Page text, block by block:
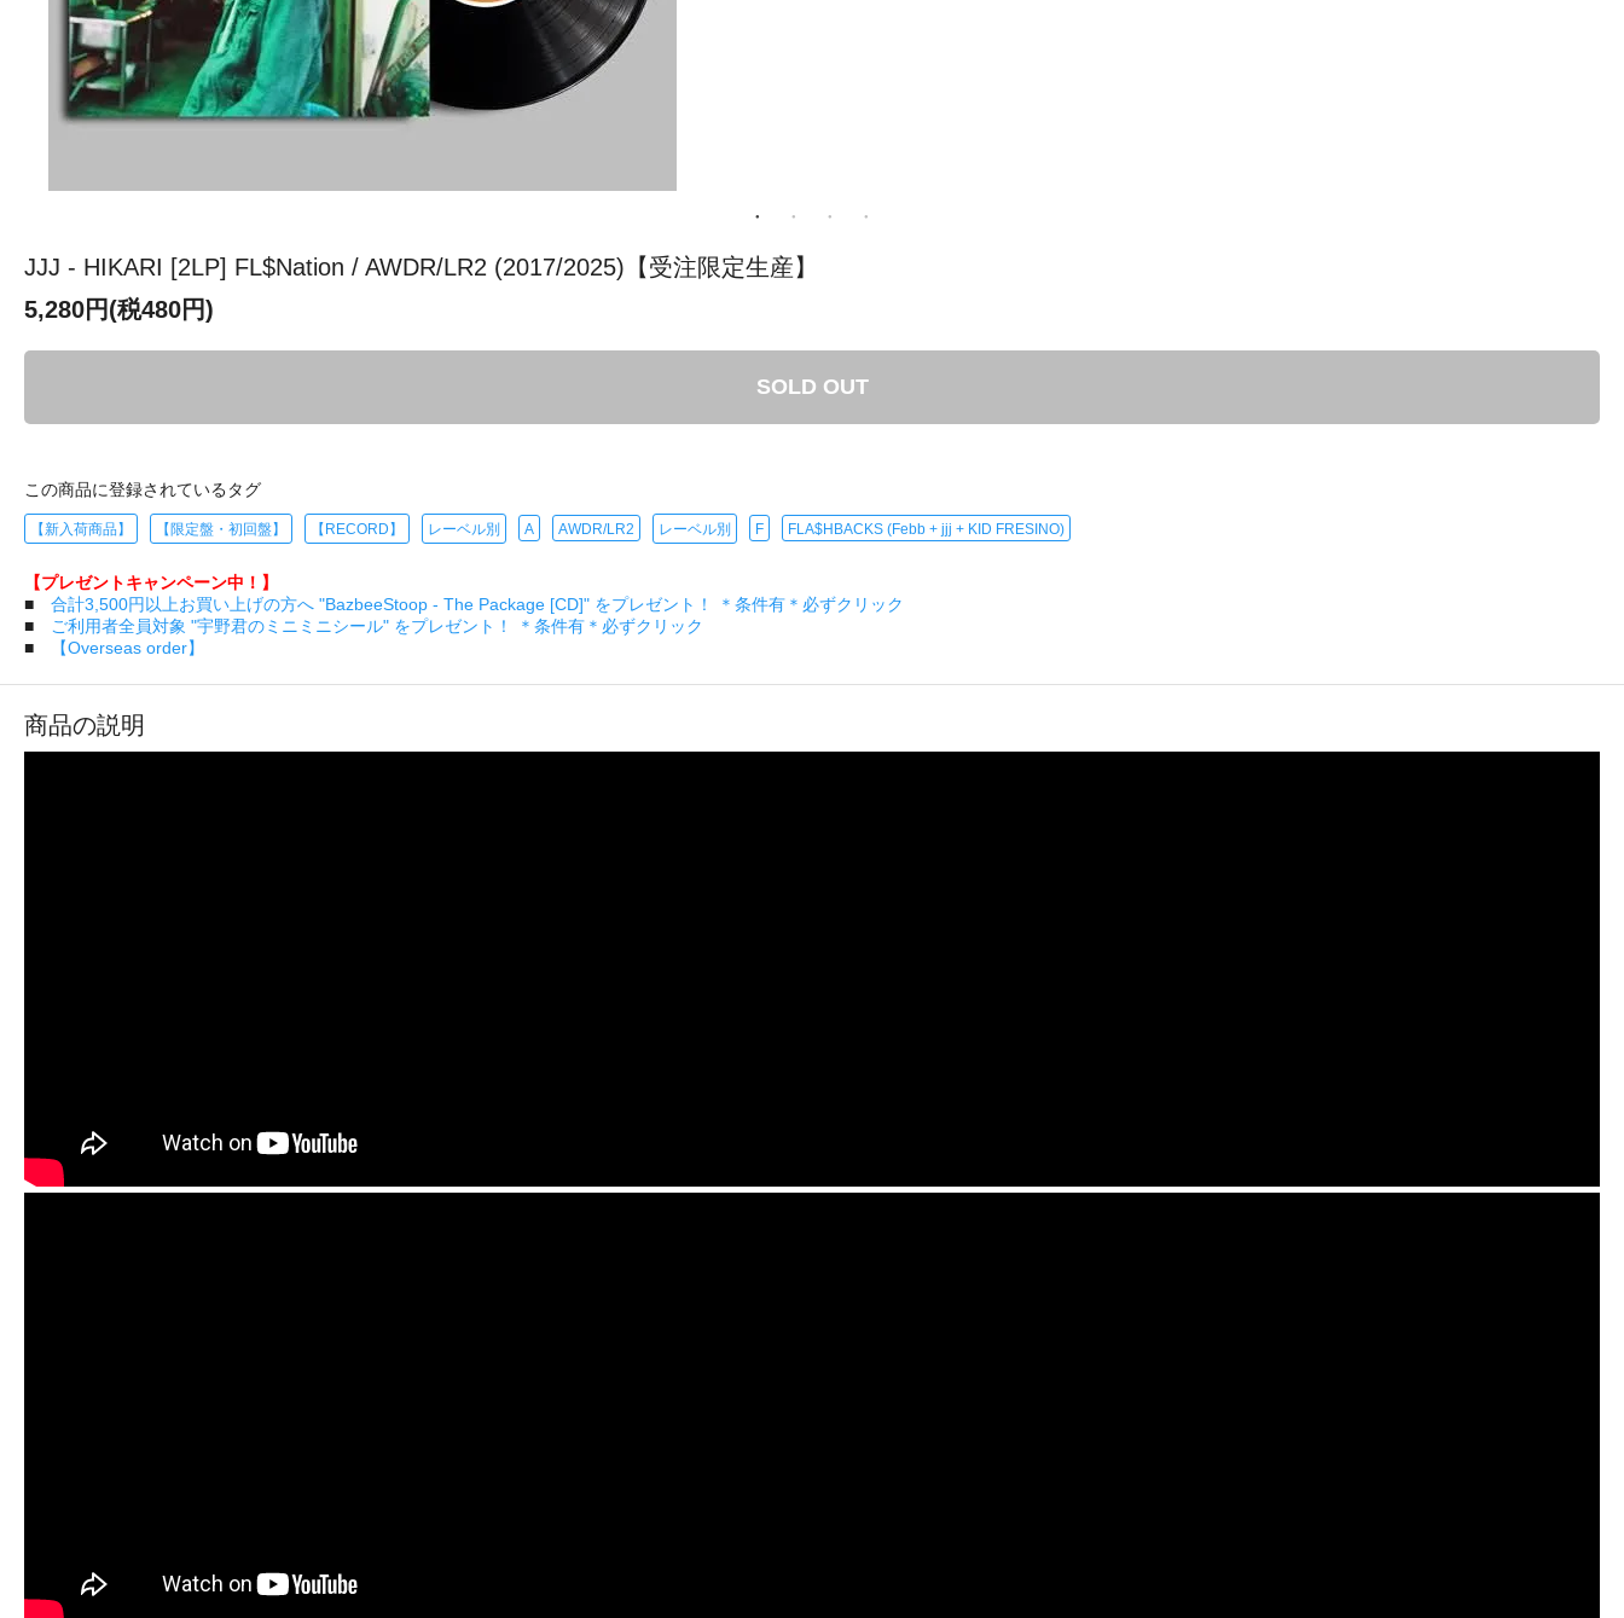
JJJ - HIKARI [2LP] FL$Nation / AWDR/LR2 (2017/2025)【受注限定生産】
5,280円(税480円)
SOLD OUT
この商品に登録されているタグ
【新入荷商品】 【限定盤・初回盤】 【RECORD】 レーベル別 A AWDR/LR2 レーベル別 F FLA$HBACKS (Febb + jjj + KID FRESINO)
【プレゼントキャンペーン中！】
■ 合計3,500円以上お買い上げの方へ "BazbeeStoop - The Package [CD]" をプレゼント！ ＊条件有＊必ずクリック
■
ご利用者全員対象 "宇野君のミニミニシール" をプレゼント！ ＊条件有＊必ずクリック
■
【Overseas order】
商品の説明